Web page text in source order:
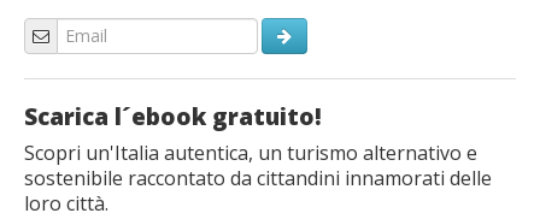
Scarica l´ebook gratuito!
Scopri un'Italia autentica, un turismo alternativo e
sostenibile raccontato da cittandini innamorati delle
loro città.